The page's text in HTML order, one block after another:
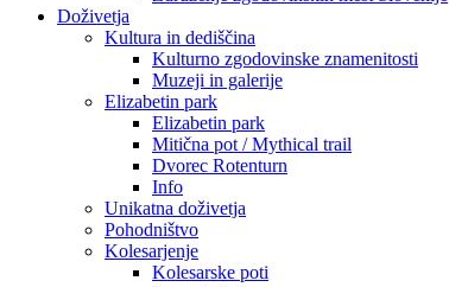
Doživetja
Kultura in dediščina
Kulturno zgodovinske znamenitosti
Muzeji in galerije
Elizabetin park
Elizabetin park
Mitična pot / Mythical trail
Dvorec Rotenturn
Info
Unikatna doživetja
Pohodništvo
Kolesarjenje
Kolesarske poti